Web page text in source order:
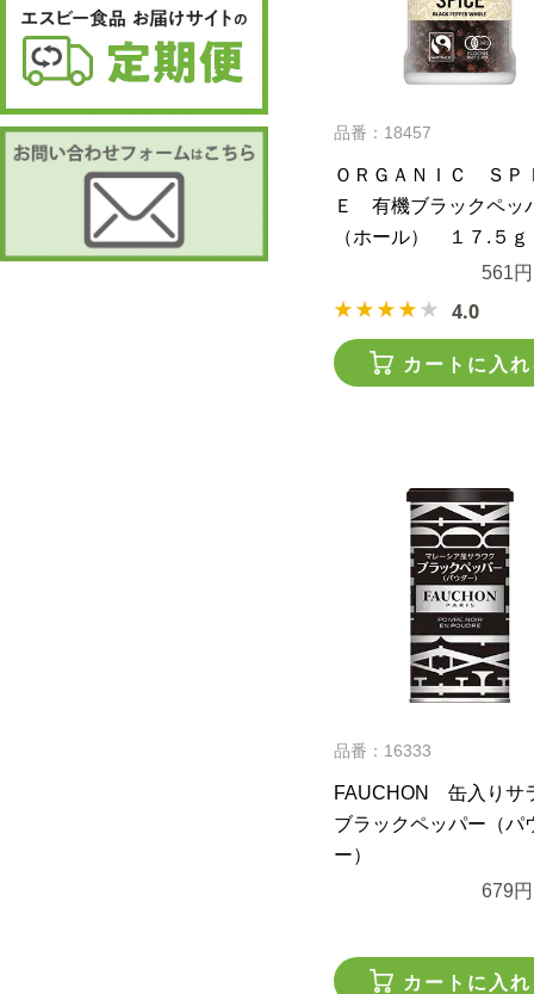
品番：18457
ＯＲＧＡＮＩＣ ＳＰ
Ｅ 有機ブラックペッ
（ホール） １７.５ｇ
561円
4.0
カートに入
品番：16333
FAUCHON 缶入りサ
ブラックペッパー（パ
ー）
679円
カートに入